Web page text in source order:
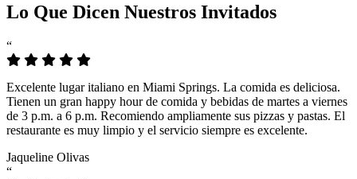
Lo Que Dicen Nuestros Invitados
“
Excelente lugar italiano en Miami Springs. La comida es deliciosa.
Tienen un gran happy hour de comida y bebidas de martes a viernes
de 3 p.m. a 6 p.m. Recomiendo ampliamente sus pizzas y pastas. El
restaurante es muy limpio y el servicio siempre es excelente.
Jaqueline Olivas
“